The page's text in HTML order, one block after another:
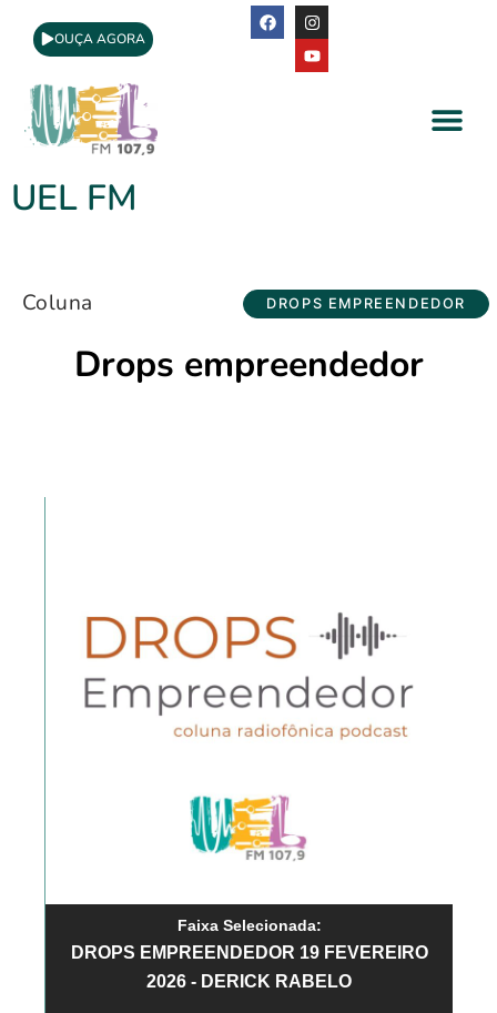
OUÇA AGORA
UEL FM
Coluna DROPS EMPREENDEDOR
Drops empreendedor
Faixa Selecionada:
DROPS EMPREENDEDOR 19 FEVEREIRO
2026 - DERICK RABELO